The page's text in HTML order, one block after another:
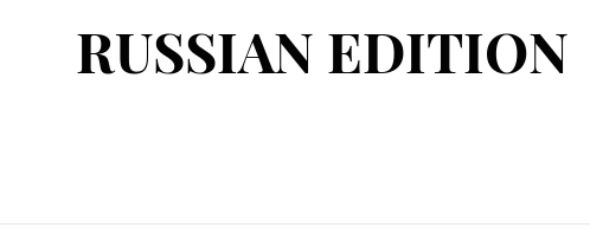
RUSSIAN EDITION